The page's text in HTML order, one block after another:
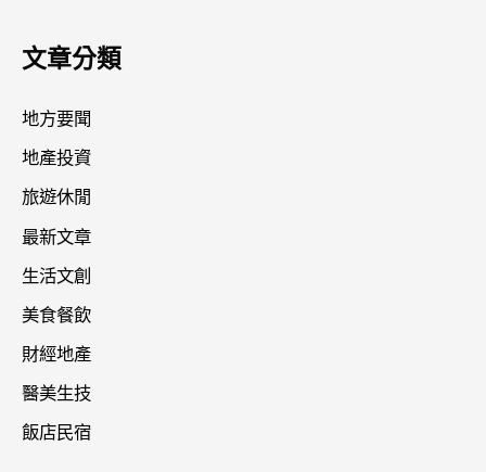
文章分類
地方要聞
地產投資
旅遊休閒
最新文章
生活文創
美食餐飲
財經地產
醫美生技
飯店民宿